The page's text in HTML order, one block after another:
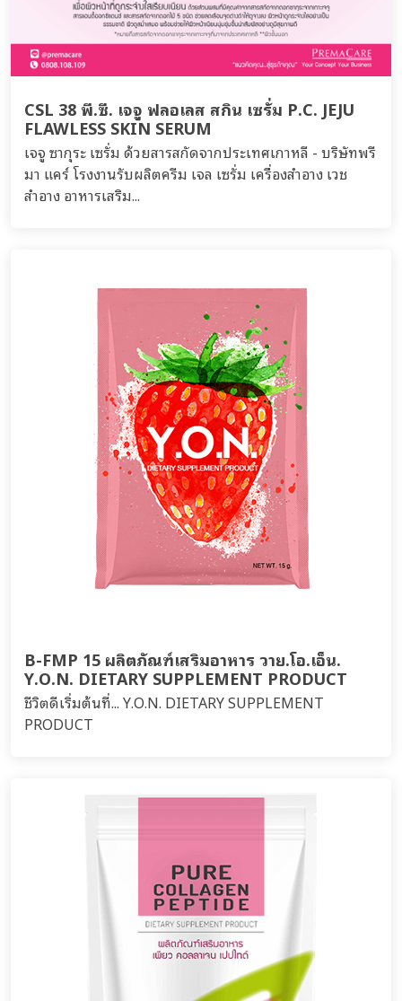
CSL 38 พี.ซี. เจจู ฟลอเลส สกิน เซรั่ม P.C. JEJU
FLAWLESS SKIN SERUM
เจจู ซากุระ เซรั่ม ด้วยสารสกัดจากประเทศเกาหลี - บริษัทพรี
มา แคร์ โรงงานรับผลิตครีม เจล เซรั่ม เครื่องสำอาง เวช
สำอาง อาหารเสริม...
B-FMP 15 ผลิตภัณฑ์เสริมอาหาร วาย.โอ.เอ็น.
Y.O.N. DIETARY SUPPLEMENT PRODUCT
ชีวิตดีเริ่มต้นที่... Y.O.N. DIETARY SUPPLEMENT
PRODUCT